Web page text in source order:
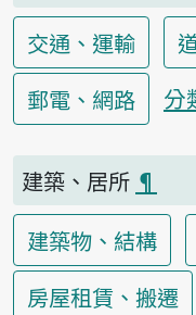
交通、運輸
郵電、網路
分
建築、居所 ¶
建築物、結構
房屋租賃、搬遷